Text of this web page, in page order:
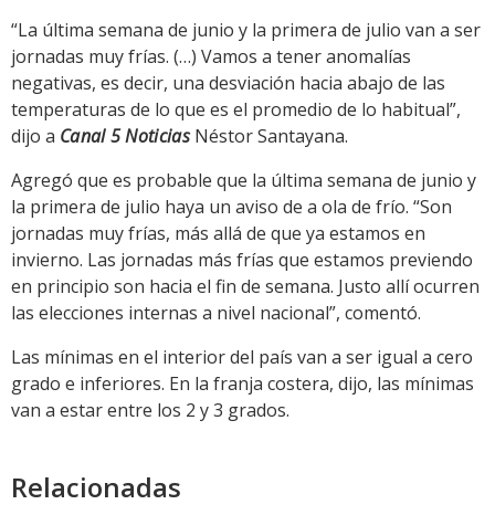
“La última semana de junio y la primera de julio van a ser
jornadas muy frías. (…) Vamos a tener anomalías
negativas, es decir, una desviación hacia abajo de las
temperaturas de lo que es el promedio de lo habitual”,
dijo a Canal 5 NoticiasNéstor Santayana.
Agregó que es probable que la última semana de junio y
la primera de julio haya un aviso de a ola de frío. “Son
jornadas muy frías, más allá de que ya estamos en
invierno. Las jornadas más frías que estamos previendo
en principio son hacia el fin de semana. Justo allí ocurren
las elecciones internas a nivel nacional”, comentó.
Las mínimas en el interior del país van a ser igual a cero
grado e inferiores. En la franja costera, dijo, las mínimas
van a estar entre los 2 y 3 grados.
Relacionadas